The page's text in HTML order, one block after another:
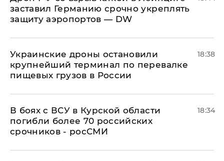
заставил Германию срочно укреплять
защиту аэропортов — DW
Украинские дроны остановили
крупнейший терминал по перевалке
пищевых грузов в России
18:38
В боях с ВСУ в Курской области
погибли более 70 российских
срочников - росСМИ
18:34